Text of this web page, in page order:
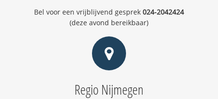
Bel voor een vrijblijvend gesprek 024-2042424
(deze avond bereikbaar)
Regio Nijmegen